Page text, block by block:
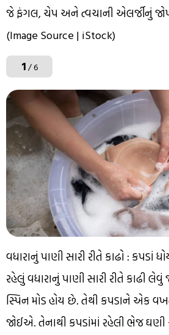
જે ફંગલ, ચેપ અને ત્વચાની એલર્જીનું
(Image Source | iStock)
1/ 6
વધારાનું પાણી સારી રીતે કાઢો : કપડાં
રહેલું વધારાનું પાણી સારી રીતે કાઢી
સ્પિન મોડ હોય છે. તેથી કપડાને એક
જોઈએ. તેનાથી કપડાંમાં રહેલી ભેજ